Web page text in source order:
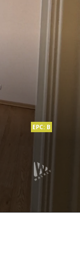
EPC: B